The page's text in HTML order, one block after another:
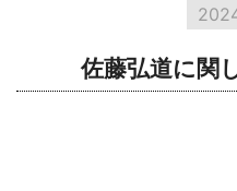
佐藤弘道に関